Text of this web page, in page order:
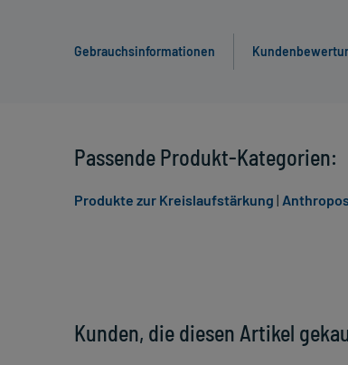
Gebrauchsinformationen
Kunden, die diesen Artikel
Passende Produkt-Kategorien:
Produkte zur Kreislaufstärkung |